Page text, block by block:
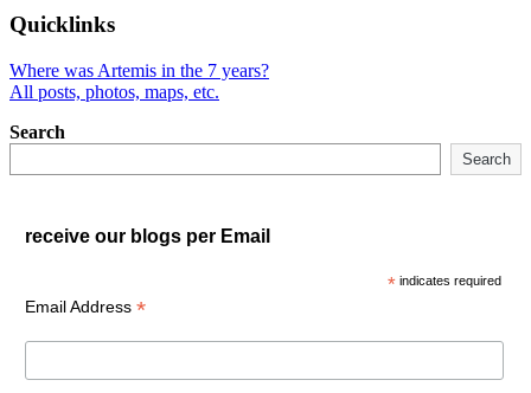
Quicklinks
Where was Artemis in the 7 years?
All posts, photos, maps, etc.
Search
Search
receive our blogs per Email
* indicates required
Email Address *